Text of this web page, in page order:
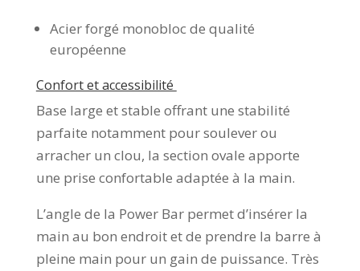
Acier forgé monobloc de qualité
européenne
Confort et accessibilité
Base large et stable offrant une stabilité
parfaite notamment pour soulever ou
arracher un clou, la section ovale apporte
une prise confortable adaptée à la main.
L’angle de la Power Bar permet d’insérer la
main au bon endroit et de prendre la barre à
pleine main pour un gain de puissance. Très